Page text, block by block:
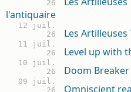
26
l'antiquaire
12 juil.
26
Les Artilleuses
11 juil.
26
Level up with
10 juil.
26
Doom Breaker
09 juil.
26
Omniscient